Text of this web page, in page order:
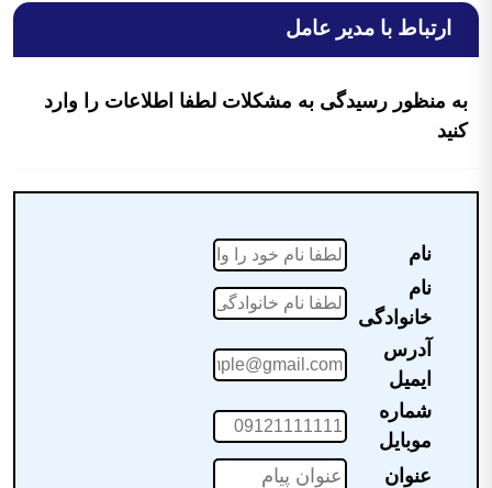
ارتباط با مدیر عامل
منظور رسیدگی به مشکلات لطفا اطلاعات را وارد
خانوادگی
آدرس
ایمیل
شماره
موبایل
عنوان